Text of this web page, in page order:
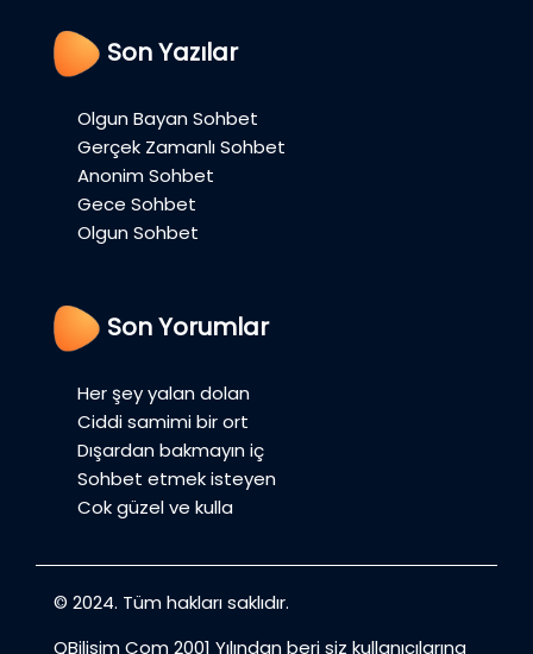
Son Yazılar
Olgun Bayan Sohbet
Gerçek Zamanlı Sohbet
Anonim Sohbet
Gece Sohbet
Olgun Sohbet
Son Yorumlar
Her şey yalan dolan
Ciddi samimi bir ort
Dışardan bakmayın iç
Sohbet etmek isteyen
Cok güzel ve kulla
© 2024. Tüm hakları saklıdır.
QBilisim Com 2001 Yılından beri siz kullanıcılarına